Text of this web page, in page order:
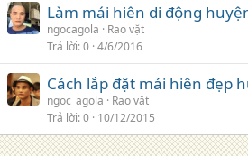
Làm mái hiên di động
ngocagola
Rao vặt
Trả lời 0 4/6/2016
Cách lắp đặt mái hiên đẹp
ngoc_agola
Rao vặt
Trả lời 0 10/12/2015